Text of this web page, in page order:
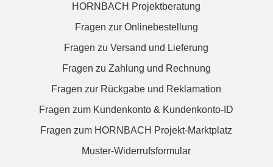
HORNBACH Projektberatung
Fragen zur Onlinebestellung
Fragen zu Versand und Lieferung
Fragen zu Zahlung und Rechnung
Fragen zur Rückgabe und Reklamation
Fragen zum Kundenkonto & Kundenkonto-ID
Fragen zum HORNBACH Projekt-Marktplatz
Muster-Widerrufsformular